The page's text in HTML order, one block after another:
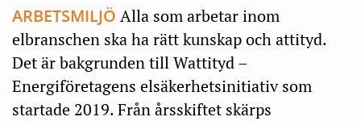
ARBETSMILJÖ Alla som arbetar inom
elbranschen ska ha rätt kunskap och attityd.
Det är bakgrunden till Wattityd –
Energiföretagens elsäkerhetsinitiativ som
startade 2019. Från årsskiftet skärps